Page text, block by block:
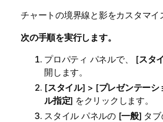
チャートの境界線と影をカスタマイ
次の手順を実行します。
プロパティ パネルで、 [スタ
開します。
[スタイル] > [プレゼンテーシ
ル指定] をクリックします。
スタイル パネルの [一般] タ